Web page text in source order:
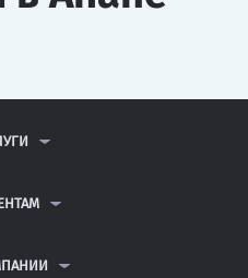
РАБОТЫ
И ОТВЕТЫ